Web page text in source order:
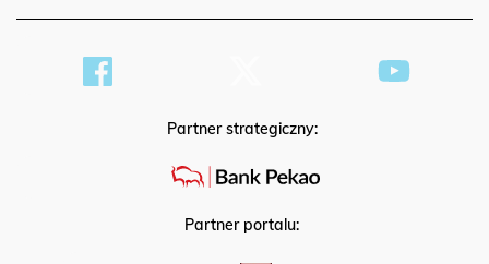
Partner strategiczny:
Partner portalu: